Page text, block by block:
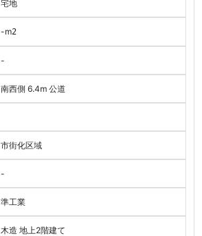
宅地
-m2
-
南西側 6.4m 公道
市街化区域
-
準工業
木造 地上2階建て